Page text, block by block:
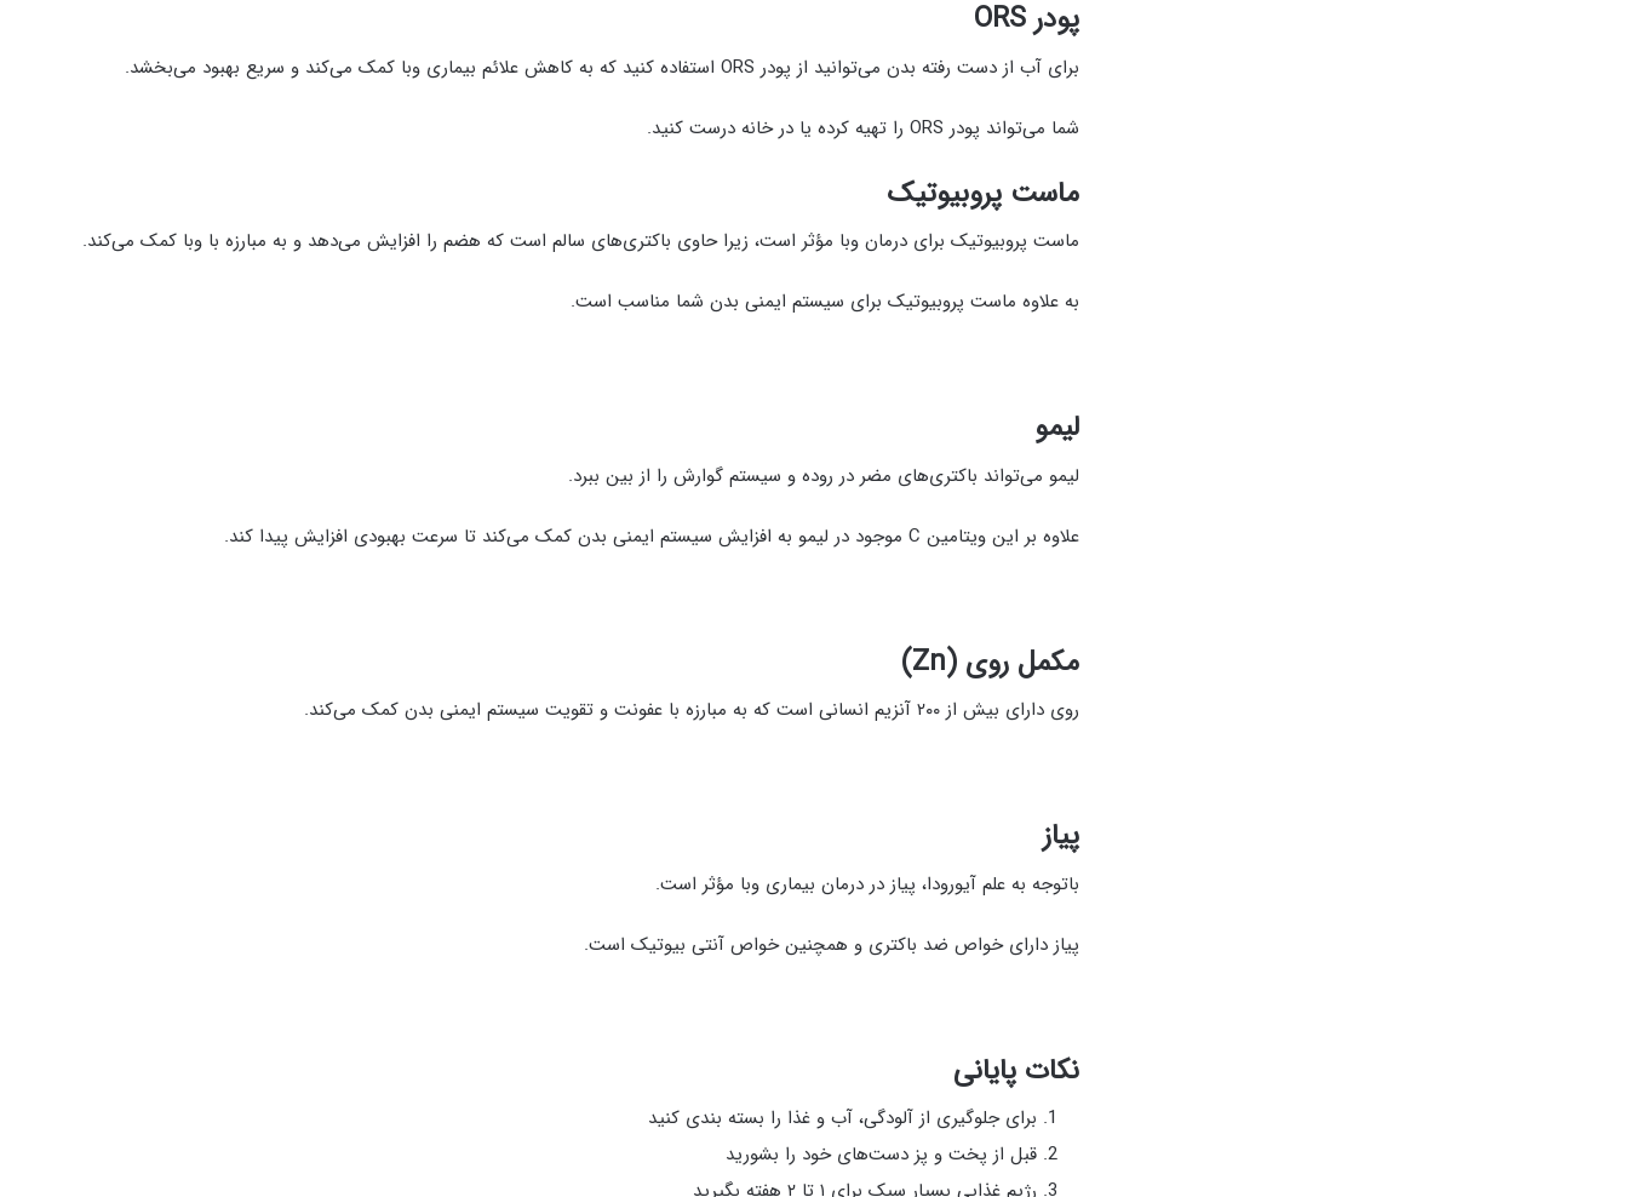
پودر ORS
برای آب از دست رفته بدن می‌توانید از پودر ORS استفاده کنید که به کاهش علائم بیماری وبا کمک می‌کند و سریع بهبود می‌بخشد.
شما می‌تواند پودر ORS را تهیه کرده یا در خانه درست کنید.
ماست پروبیوتیک
ماست پروبیوتیک برای درمان وبا مؤثر است، زیرا حاوی باکتری‌های سالم است که هضم را افزایش می‌دهد و به مبارزه با وبا کمک می‌کند.
به علاوه ماست پروبیوتیک برای سیستم ایمنی بدن شما مناسب است.
لیمو
لیمو می‌تواند باکتری‌های مضر در روده و سیستم گوارش را از بین ببرد.
علاوه بر این ویتامین C موجود در لیمو به افزایش سیستم ایمنی بدن کمک می‌کند تا سرعت بهبودی افزایش پیدا کند.
مکمل روی (Zn)
روی دارای بیش از ۲۰۰ آنزیم انسانی است که به مبارزه با عفونت و تقویت سیستم ایمنی بدن کمک می‌کند.
پیاز
باتوجه به علم آیورودا، پیاز در درمان بیماری وبا مؤثر است.
پیاز دارای خواص ضد باکتری و همچنین خواص آنتی بیوتیک است.
نکات پایانی
برای جلوگیری از آلودگی، آب و غذا را بسته بندی کنید
قبل از پخت و پز دست‌های خود را بشورید
رژیم غذایی بسیار سبک برای ۱ تا ۲ هفته بگیرید